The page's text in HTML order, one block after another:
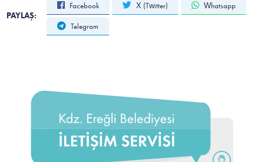
PAYLAŞ:
Facebook X (Twitter) Whatsapp
Telegram